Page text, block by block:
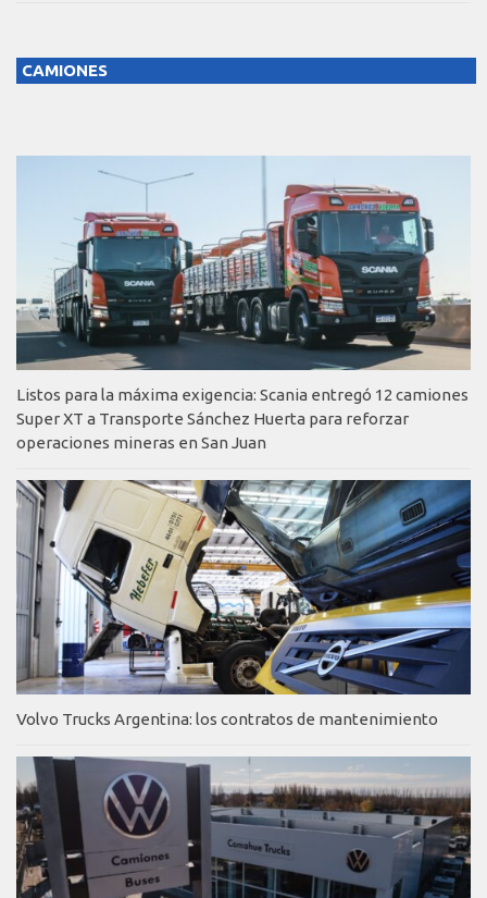
CAMIONES
Listos para la máxima exigencia: Scania entregó 12 camiones
Super XT a Transporte Sánchez Huerta para reforzar
operaciones mineras en San Juan
Volvo Trucks Argentina: los contratos de mantenimiento